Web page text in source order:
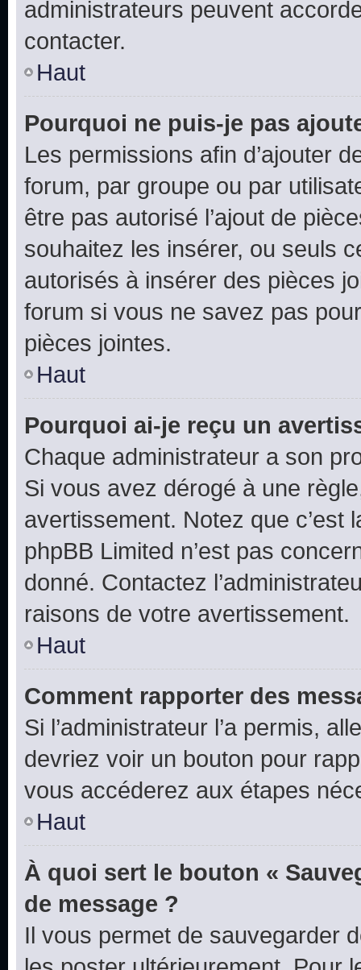
administrateurs peuvent
contacter.
Haut
Pourquoi ne puis-je pas
Les permissions afin d’ajouter
forum, par groupe ou par
être pas autorisé l’ajout de
souhaitez les insérer, ou seuls
autorisés à insérer des pièces
forum si vous ne savez pas
pièces jointes.
Haut
Pourquoi ai-je reçu un
Chaque administrateur a son
Si vous avez dérogé à une
avertissement. Notez que c’est
phpBB Limited n’est pas
donné. Contactez
raisons de votre avertissement.
Haut
Comment rapporter des
Si l’administrateur l’a permis,
devriez voir un bouton pour
vous accéderez aux étapes
Haut
À quoi sert le bouton «
de message ?
Il vous permet de sauvegarder